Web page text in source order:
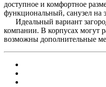
доступное и комфортное
функциональный, санузел на
Идеальный вариант
компании. В корпусах могут
возможны дополнительные